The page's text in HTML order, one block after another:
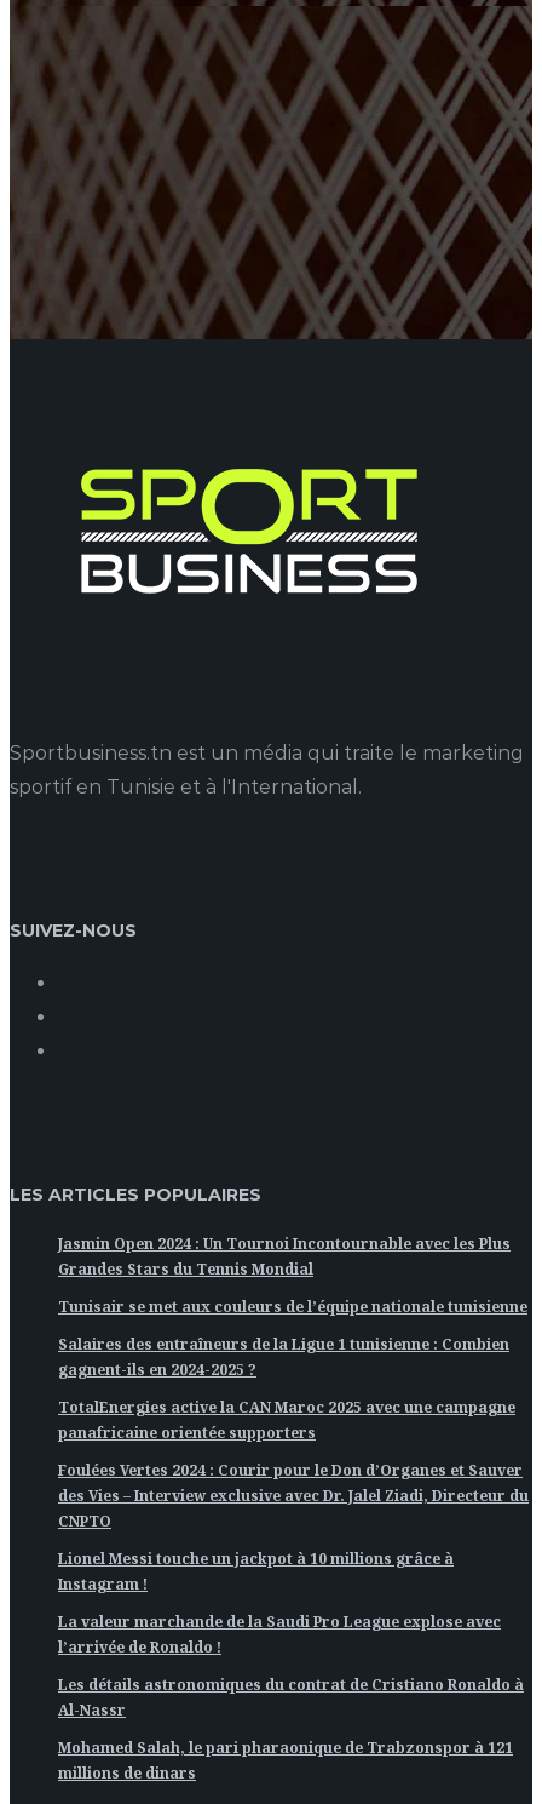
Sportbusiness.tn est un média qui traite le marketing
sportif en Tunisie et à l'International.
SUIVEZ-NOUS
LES ARTICLES POPULAIRES
Jasmin Open 2024 : Un Tournoi Incontournable avec les Plus
Grandes Stars du Tennis Mondial
Tunisair se met aux couleurs de l’équipe nationale tunisienne
Salaires des entraîneurs de la Ligue 1 tunisienne : Combien
gagnent-ils en 2024-2025 ?
TotalEnergies active la CAN Maroc 2025 avec une campagne
panafricaine orientée supporters
Foulées Vertes 2024 : Courir pour le Don d’Organes et Sauver
des Vies – Interview exclusive avec Dr. Jalel Ziadi, Directeur du
CNPTO
Lionel Messi touche un jackpot à 10 millions grâce à
Instagram !
La valeur marchande de la Saudi Pro League explose avec
l’arrivée de Ronaldo !
Les détails astronomiques du contrat de Cristiano Ronaldo à
Al-Nassr
Mohamed Salah, le pari pharaonique de Trabzonspor à 121
millions de dinars